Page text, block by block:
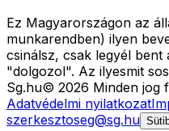
Ez Magyarországon az
munkarendben) ilyen
csinálsz, csak legyél
"dolgozol". Az ilyesmit
Sg.hu© 2026 Minden jog
Adatvédelmi nyilatkozat
szerkesztoseg@sg.hu